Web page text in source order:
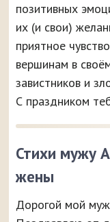
позитивных
их (и свои)
приятное
вершинам в
завистников и
С праздником
Стихи мужу
жены
Дорогой мой